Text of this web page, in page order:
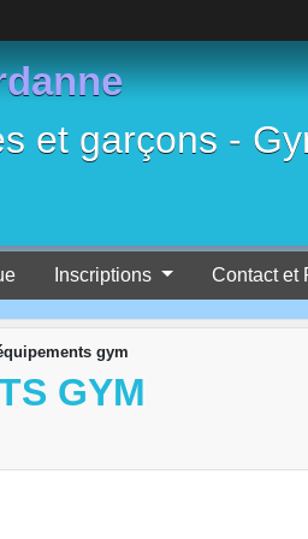
et garçons -
Inscriptions Contact et
gym
GYM